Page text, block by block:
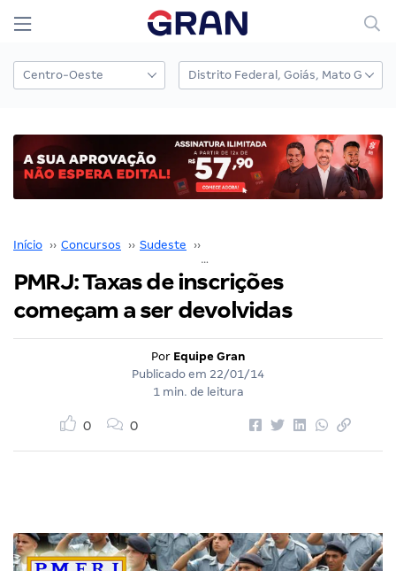
Início ›› Concursos ›› Sudeste ››
PMRJ: Taxas de inscrições
começam a ser devolvidas
Por Equipe Gran
Publicado em 22/01/14
1 min. de leitura
0 0